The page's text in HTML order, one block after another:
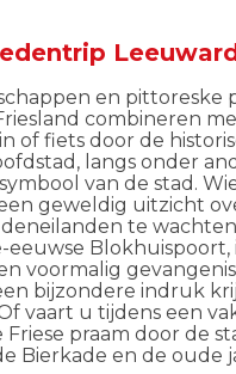
en pittoreske
combineren
of fiets door de
langs onder
van de stad.
geweldig uitzicht
te
eeuwse
voormalig
bijzondere indruk
vaart u tijdens een
praam door de
Bierkade en de oude